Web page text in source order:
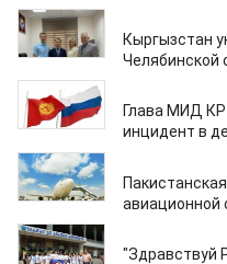
13.08.2021
Кыргызстан
Челябинской
10.08.2021
Глава МИД
инцидент в
10.08.2021
авиационной
10.08.2021
"Здравствуй